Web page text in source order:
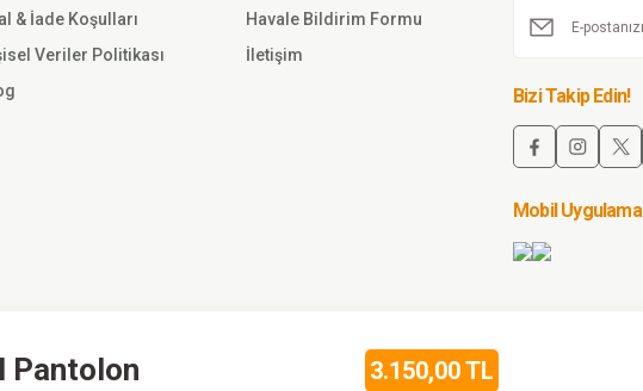
TL
Unisex Çocuk Polis Kıyafeti (Şapka,
Pantolon 3.150,00 TL
& İade Koşulları
Veriler Politikası
Havale Bildirim Formu
İletişim
Bizi Takip Edin!
Mobil